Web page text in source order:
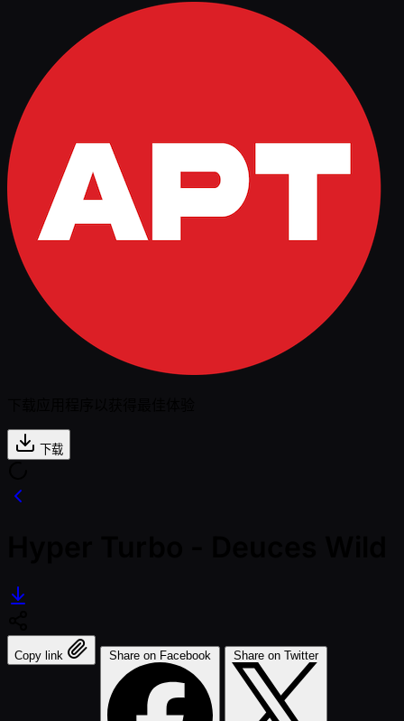
下载
Copy link Share on Facebook Share on Twitter